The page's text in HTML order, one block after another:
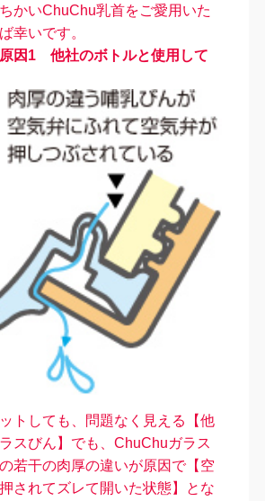
かいChuChu乳首をご愛用いた
幸いです。
原因1 他社のボトルと使用して
トしても、問題なく見える【他
スびん】でも、ChuChuガラス
若干の肉厚の違いが原因で【空
されてズレて開いた状態】とな